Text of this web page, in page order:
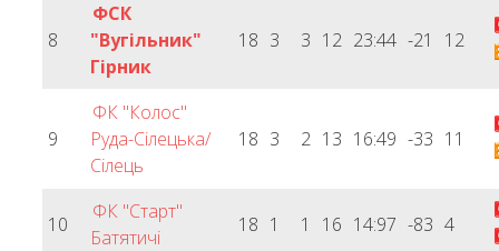
8
ФСК
"Вугільник"
Гірник
18 3 3 12 23:44 -21 12
9
ФК "Колос"
Руда-Сілецька/
Сілець
18 3 2 13 16:49 -33 11
10
ФК "Старт"
Батятичі
18 1 1 16 14:97 -83 4